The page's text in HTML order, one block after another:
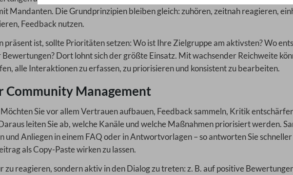
Mandanten. Die Grundprinzipien bleiben gleich: zuhören, zeitnah reagieren,
Feedback nutzen.
präsent ist, sollte Prioritäten setzen: Wo ist Ihre Zielgruppe am aktivsten? Wo
Dort lohnt sich der größte Einsatz. Mit wachsender Reichweite
alle Interaktionen zu erfassen, zu priorisieren und konsistent zu bearbeiten.
Community Management
Möchten Sie vor allem Vertrauen aufbauen, Feedback sammeln, Kritik
leiten Sie ab, welche Kanäle und welche Maßnahmen priorisiert werden.
und Anliegen in einem FAQ oder in Antwortvorlagen – so antworten Sie
als Copy-Paste wirken zu lassen.
zu reagieren, sondern aktiv in den Dialog zu treten: z. B. auf positive